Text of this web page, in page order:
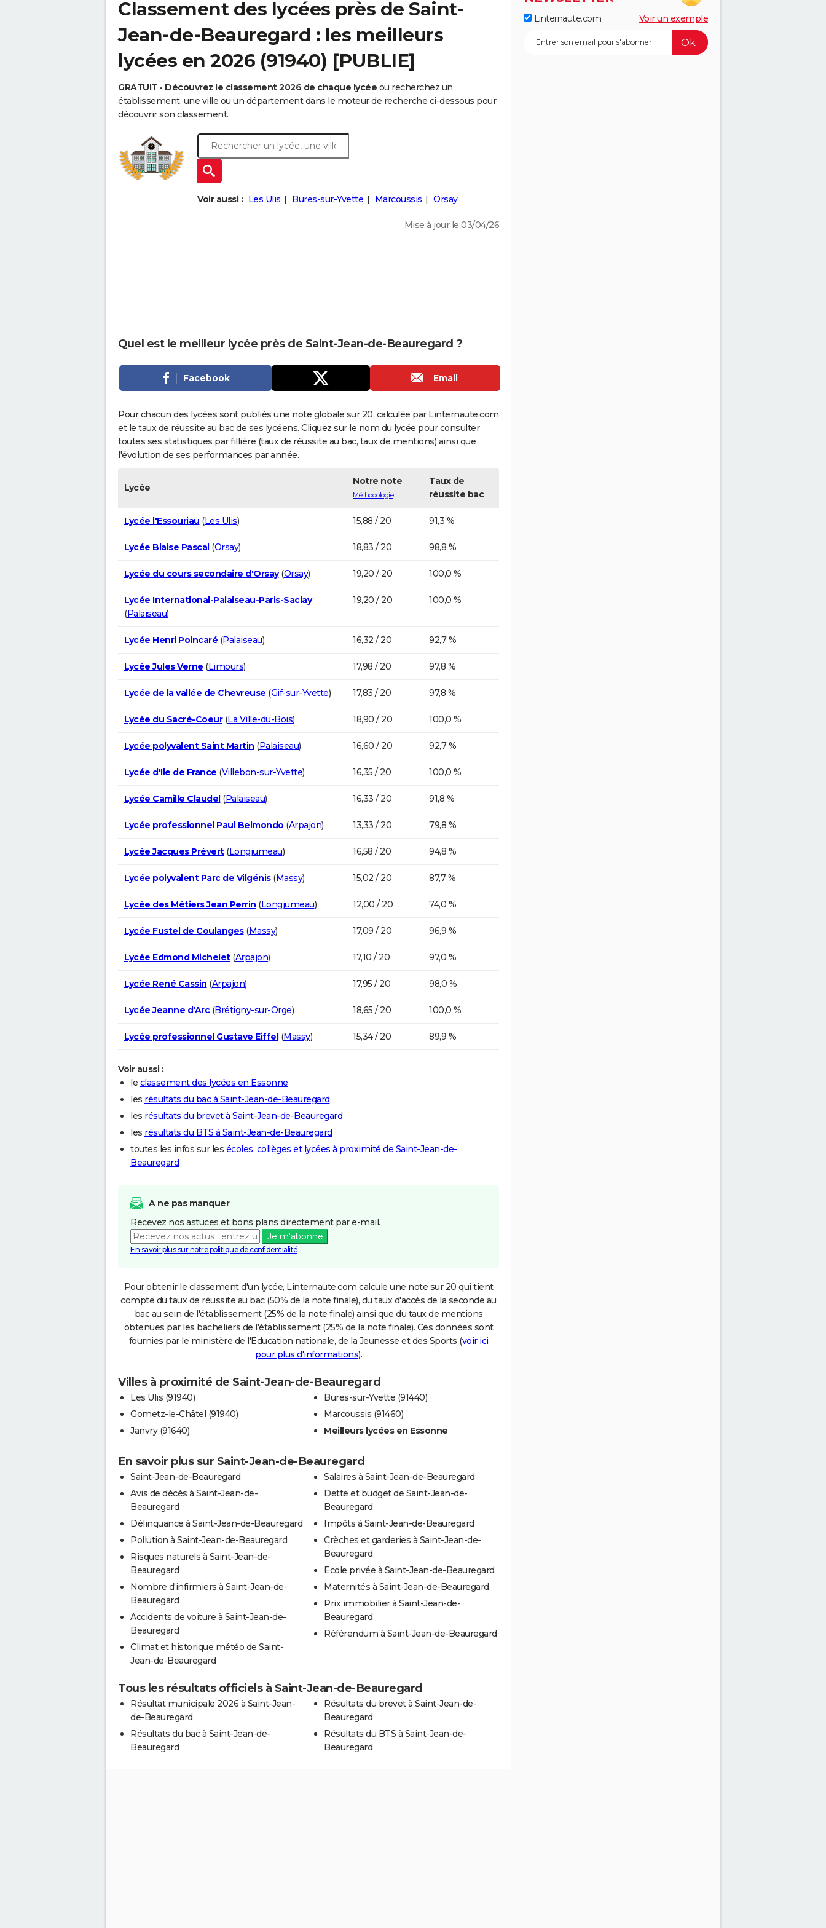
Classement des lycées près de Saint-
Jean-de-Beauregard : les meilleurs
lycées en 2026 (91940) [PUBLIE]
GRATUIT - Découvrez le classement 2026 de chaque lycée ou recherchez un
établissement, une ville ou un département dans le moteur de recherche ci-dessous pour
découvrir son classement.
Voir aussi : Les Ulis Bures-sur-Yvette Marcoussis Orsay
Mise à jour le 03/04/26
Quel est le meilleur lycée près de Saint-Jean-de-Beauregard ?
Facebook Email
Pour chacun des lycées sont publiés une note globale sur 20, calculée par Linternaute.com
et le taux de réussite au bac de ses lycéens. Cliquez sur le nom du lycée pour consulter
toutes ses statistiques par fillière (taux de réussite au bac, taux de mentions) ainsi que
l'évolution de ses performances par année.
Lycée
Notre note
Méthodologie
Taux de
réussite bac
Lycée l'Essouriau (Les Ulis) 15,88 / 20 91,3 %
Lycée Blaise Pascal(Orsay) 18,83 / 20 98,8 %
Lycée du cours secondaire d'Orsay(Orsay) 19,20 / 20 100,0 %
Lycée International-Palaiseau-Paris-Saclay
(Palaiseau)
19,20 / 20 100,0 %
Lycée Henri Poincaré (Palaiseau) 16,32 / 20 92,7 %
Lycée Jules Verne (Limours) 17,98 / 20 97,8 %
Lycée de la vallée de Chevreuse (Gif-sur-Yvette) 17,83 / 20 97,8 %
Lycée du Sacré-Coeur(La Ville-du-Bois) 18,90 / 20 100,0 %
Lycée polyvalent Saint Martin (Palaiseau) 16,60 / 20 92,7 %
Lycée d'Ile de France (Villebon-sur-Yvette) 16,35 / 20 100,0 %
Lycée Camille Claudel(Palaiseau) 16,33 / 20 91,8 %
Lycée professionnel Paul Belmondo (Arpajon) 13,33 / 20 79,8 %
Lycée Jacques Prévert(Longjumeau) 16,58 / 20 94,8 %
Lycée polyvalent Parc de Vilgénis(Massy) 15,02 / 20 87,7 %
Lycée des Métiers Jean Perrin (Longjumeau) 12,00 / 20 74,0 %
Lycée Fustel de Coulanges(Massy) 17,09 / 20 96,9 %
Lycée Edmond Michelet(Arpajon) 17,10 / 20 97,0 %
Lycée René Cassin (Arpajon) 17,95 / 20 98,0 %
Lycée Jeanne d'Arc(Brétigny-sur-Orge) 18,65 / 20 100,0 %
Lycée professionnel Gustave Eiffel(Massy) 15,34 / 20 89,9 %
Voir aussi :
le classement des lycées en Essonne
les résultats du bac à Saint-Jean-de-Beauregard
les résultats du brevet à Saint-Jean-de-Beauregard
les résultats du BTS à Saint-Jean-de-Beauregard
toutes les infos sur les écoles, collèges et lycées à proximité de Saint-Jean-de-
Beauregard
A ne pas manquer
Recevez nos astuces et bons plans directement par e-mail.
Je m'abonne
En savoir plus sur notre politique de confidentialité
Pour obtenir le classement d'un lycée, Linternaute.com calcule une note sur 20 qui tient
compte du taux de réussite au bac (50% de la note finale), du taux d'accès de la seconde au
bac au sein de l'établissement (25% de la note finale) ainsi que du taux de mentions
obtenues par les bacheliers de l'établissement (25% de la note finale). Ces données sont
fournies par le ministère de l'Education nationale, de la Jeunesse et des Sports (voir ici
pour plus d'informations).
Villes à proximité de Saint-Jean-de-Beauregard
Les Ulis (91940)
Gometz-le-Châtel (91940)
Janvry (91640)
Bures-sur-Yvette (91440)
Marcoussis (91460)
Meilleurs lycées en Essonne
En savoir plus sur Saint-Jean-de-Beauregard
Saint-Jean-de-Beauregard
Avis de décès à Saint-Jean-de-
Beauregard
Délinquance à Saint-Jean-de-Beauregard
Pollution à Saint-Jean-de-Beauregard
Risques naturels à Saint-Jean-de-
Beauregard
Nombre d'infirmiers à Saint-Jean-de-
Beauregard
Accidents de voiture à Saint-Jean-de-
Beauregard
Climat et historique météo de Saint-
Jean-de-Beauregard
Salaires à Saint-Jean-de-Beauregard
Dette et budget de Saint-Jean-de-
Beauregard
Impôts à Saint-Jean-de-Beauregard
Crèches et garderies à Saint-Jean-de-
Beauregard
Ecole privée à Saint-Jean-de-Beauregard
Maternités à Saint-Jean-de-Beauregard
Prix immobilier à Saint-Jean-de-
Beauregard
Référendum à Saint-Jean-de-Beauregard
Tous les résultats officiels à Saint-Jean-de-Beauregard
Résultat municipale 2026 à Saint-Jean-
de-Beauregard
Résultats du bac à Saint-Jean-de-
Beauregard
Résultats du brevet à Saint-Jean-de-
Beauregard
Résultats du BTS à Saint-Jean-de-
Beauregard
Linternaute.com Voir un exemple